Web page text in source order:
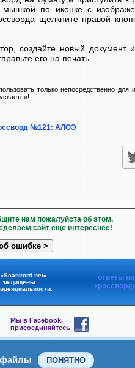
мышкой по иконке с
щелкните правой
создайте новый документ
его на печать.
только непосредственно для
№121: АЛОЭ
нам пожалуйста об этом,
сайт еще интереснее!
защищены.
.
ответы на
Мы в Facebook,
присоединяйтесь
присоединяйтесь
ПОНЯТНО